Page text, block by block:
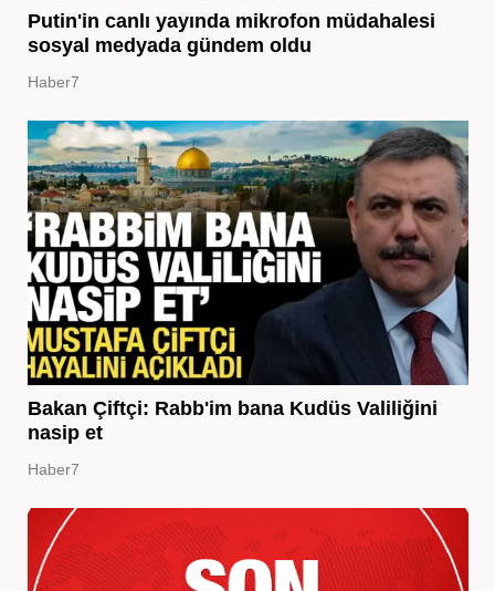
Putin'in canlı yayında mikrofon müdahalesi
sosyal medyada gündem oldu
Haber7
Bakan Çiftçi: Rabb'im bana Kudüs Valiliğini
nasip et
Haber7